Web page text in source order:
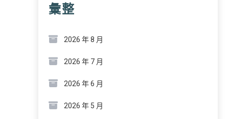
彙整
2026 年 8 月
2026 年 7 月
2026 年 6 月
2026 年 5 月